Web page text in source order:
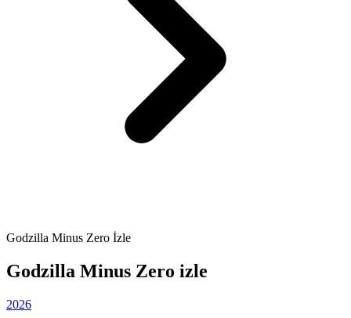
Godzilla Minus Zero İzle
Godzilla Minus Zero izle
2026